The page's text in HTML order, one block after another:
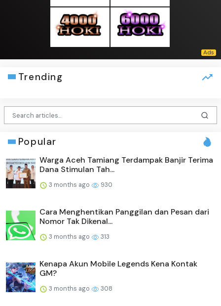
Trending
Popular
Warga Aceh Tamiang Terdampak Banjir Terima
Dana Stimulan Tah...
3 months ago 930
Cara Menghentikan Panggilan dan Pesan dari
Nomor Tak Dikenal...
3 months ago 313
Kenapa Akun Mobile Legends Kena Kontak
GM?
3 months ago 308